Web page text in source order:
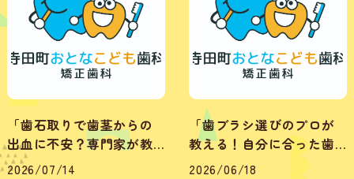
「歯石取りで歯茎からの
出血に不安？専門家が教
える原因と対処法」
2026/07/14
「歯ブラシ選びのプロが
教える！自分に合った歯
ブラシの選び方」
2026/06/18